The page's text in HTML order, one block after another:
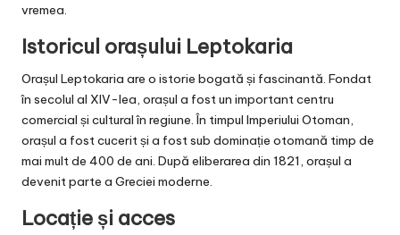
vremea.
Istoricul orașului Leptokaria
Orașul Leptokaria are o istorie bogată și fascinantă. Fondat
în secolul al XIV-lea, orașul a fost un important centru
comercial și cultural în regiune. În timpul Imperiului Otoman,
orașul a fost cucerit și a fost sub dominație otomană timp de
mai mult de 400 de ani. După eliberarea din 1821, orașul a
devenit parte a Greciei moderne.
Locație și acces